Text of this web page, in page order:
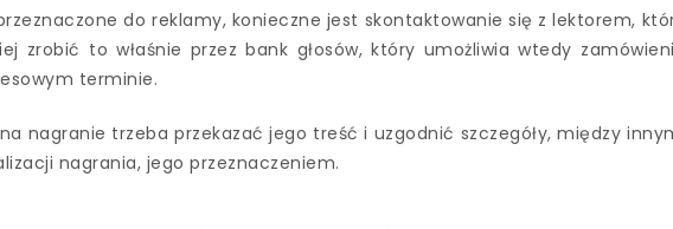
do reklamy, konieczne jest skontaktowanie się z lektorem,
zrobić to właśnie przez bank głosów, który umożliwia wtedy
terminie.
nagranie trzeba przekazać jego treść i uzgodnić szczegóły, między
nagrania, jego przeznaczeniem.